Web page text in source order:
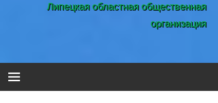
Липецкая областная общественная
организация